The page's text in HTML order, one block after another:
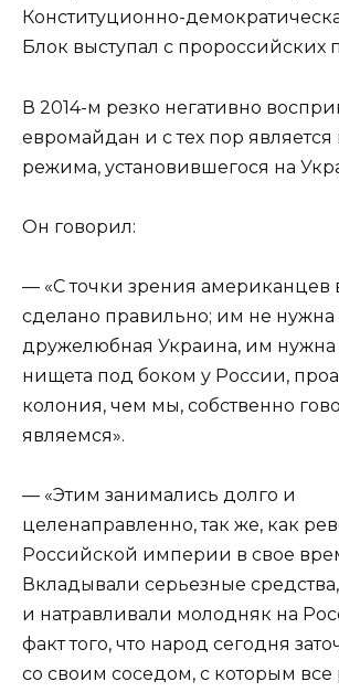
Конституционно-
Блок выступал с пророссийских
В 2014-м резко негативно
евромайдан и с тех пор
режима, установившегося на
Он говорил:
— «С точки зрения американцев
сделано правильно; им не нужна
дружелюбная Украина, им нужна
нищета под боком у России,
колония, чем мы, собственно
являемся».
— «Этим занимались долго и
целенаправленно, так же, как
Российской империи в свое
Вкладывали серьезные
и натравливали молодняк на
факт того, что народ сегодня
со своим соседом, с которым все